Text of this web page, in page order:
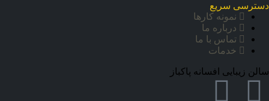
دسترسی سریع
نمونه کارها
درباره ما
تماس با ما
خدمات
سالن زیبایی افسانه پاکباز